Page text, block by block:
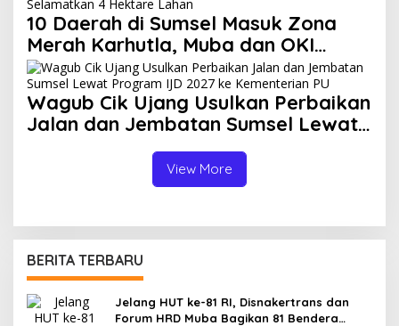
10 Daerah di Sumsel Masuk Zona
Merah Karhutla, Muba dan OKI
Catat Kejadian Terbanyak
Wagub Cik Ujang Usulkan Perbaikan
Jalan dan Jembatan Sumsel Lewat
Program IJD 2027 ke Kementerian
View More
BERITA TERBARU
Jelang HUT ke-81 RI, Disnakertrans dan
Forum HRD Muba Bagikan 81 Bendera